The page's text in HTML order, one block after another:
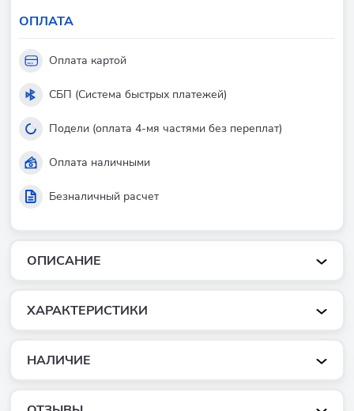
ОПИСАНИЕ
ХАРАКТЕРИСТИКИ
НАЛИЧИЕ
ОПЛАТА
Оплата картой
СБП (Система быстрых платежей)
Подели (оплата 4-мя частями без переплат)
Оплата наличными
Безналичный расчет